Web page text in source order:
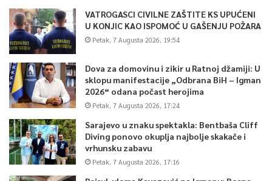
VATROGASCI CIVILNE ZAŠTITE KS UPUĆENI
U KONJIC KAO ISPOMOĆ U GAŠENJU POŽARA
Petak, 7 Augusta 2026, 19:54
Dova za domovinu i zikir u Ratnoj džamiji: U
sklopu manifestacije „Odbrana BiH – Igman
2026“ odana počast herojima
Petak, 7 Augusta 2026, 17:24
Sarajevo u znaku spektakla: Bentbaša Cliff
Diving ponovo okuplja najbolje skakače i
vrhunsku zabavu
Petak, 7 Augusta 2026, 17:16